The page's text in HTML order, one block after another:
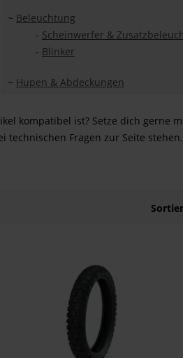
~ Beleuchtung
- Scheinwerfer &
- Blinker
~ Hupen & Abdeckungen
kompatibel ist? Setze dich gerne
Fragen zur Seite